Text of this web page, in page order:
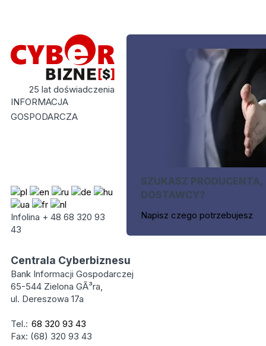
25 lat doświadczenia
INFORMACJA
GOSPODARCZA
Infolina + 48 68 320 93
43
SZUKASZ PRODUCENTA,
DOSTAWCY?
Napisz czego potrzebujesz
Centrala Cyberbiznesu
Bank Informacji Gospodarczej
65-544 Zielona GÃ³ra,
ul. Dereszowa 17a
Tel.: 68 320 93 43
Fax: (68) 320 93 43